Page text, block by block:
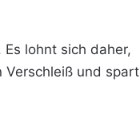
lohnt sich daher,
Verschleiß und spart